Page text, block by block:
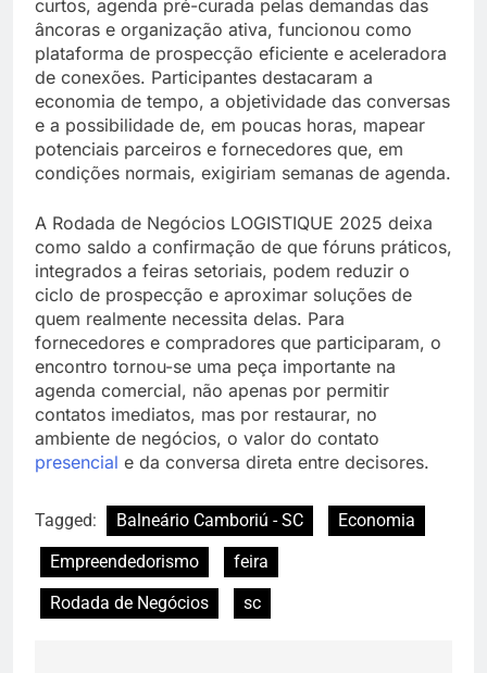
curtos, agenda pré-curada pelas demandas das
âncoras e organização ativa, funcionou como
plataforma de prospecção eficiente e aceleradora
de conexões. Participantes destacaram a
economia de tempo, a objetividade das conversas
e a possibilidade de, em poucas horas, mapear
potenciais parceiros e fornecedores que, em
condições normais, exigiriam semanas de agenda.
A Rodada de Negócios LOGISTIQUE 2025 deixa
como saldo a confirmação de que fóruns práticos,
integrados a feiras setoriais, podem reduzir o
ciclo de prospecção e aproximar soluções de
quem realmente necessita delas. Para
fornecedores e compradores que participaram, o
encontro tornou-se uma peça importante na
agenda comercial, não apenas por permitir
contatos imediatos, mas por restaurar, no
ambiente de negócios, o valor do contato
presencial e da conversa direta entre decisores.
Tagged: Balneário Camboriú - SC
Economia
Empreendedorismo
feira
Rodada de Negócios
sc